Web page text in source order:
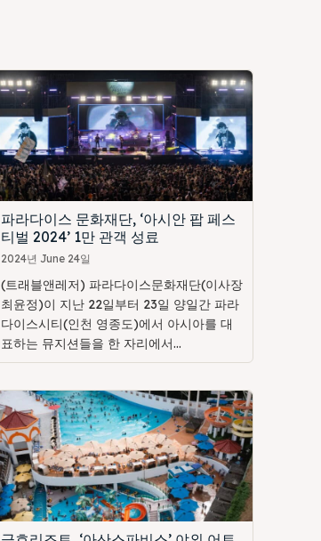
파라다이스 문화재단, ‘아시안 팝 페스
티벌 2024’ 1만 관객 성료
2024년 June 24일
(트래블앤레저) 파라다이스문화재단(이사장
최윤정)이 지난 22일부터 23일 양일간 파라
다이스시티(인천 영종도)에서 아시아를 대
표하는 뮤지션들을 한 자리에서...